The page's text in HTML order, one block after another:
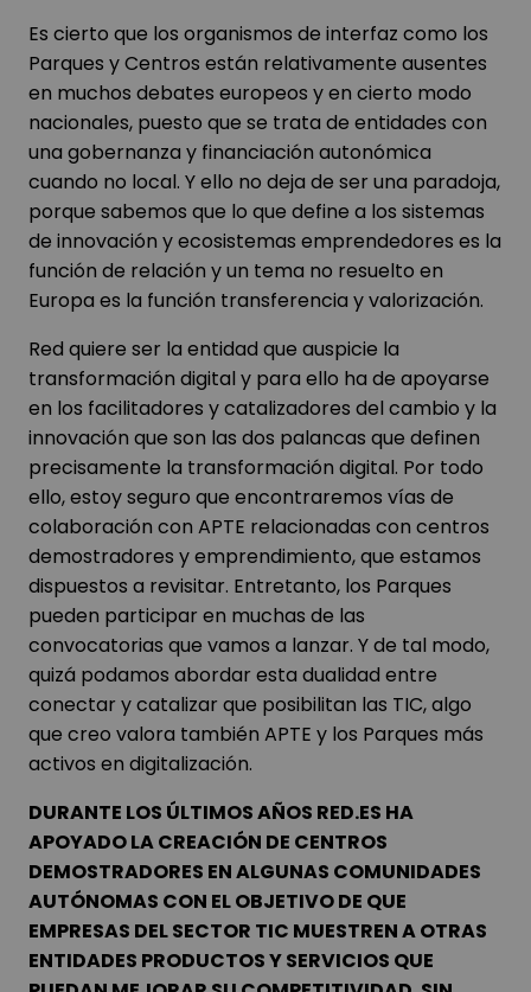
Es cierto que los organismos de interfaz como los
Parques y Centros están relativamente ausentes
en muchos debates europeos y en cierto modo
nacionales, puesto que se trata de entidades con
una gobernanza y financiación autonómica
cuando no local. Y ello no deja de ser una paradoja,
porque sabemos que lo que define a los sistemas
de innovación y ecosistemas emprendedores es la
función de relación y un tema no resuelto en
Europa es la función transferencia y valorización.
Red quiere ser la entidad que auspicie la
transformación digital y para ello ha de apoyarse
en los facilitadores y catalizadores del cambio y la
innovación que son las dos palancas que definen
precisamente la transformación digital. Por todo
ello, estoy seguro que encontraremos vías de
colaboración con APTE relacionadas con centros
demostradores y emprendimiento, que estamos
dispuestos a revisitar. Entretanto, los Parques
pueden participar en muchas de las
convocatorias que vamos a lanzar. Y de tal modo,
quizá podamos abordar esta dualidad entre
conectar y catalizar que posibilitan las TIC, algo
que creo valora también APTE y los Parques más
activos en digitalización.
DURANTE LOS ÚLTIMOS AÑOS RED.ES HA
APOYADO LA CREACIÓN DE CENTROS
DEMOSTRADORES EN ALGUNAS COMUNIDADES
AUTÓNOMAS CON EL OBJETIVO DE QUE
EMPRESAS DEL SECTOR TIC MUESTREN A OTRAS
ENTIDADES PRODUCTOS Y SERVICIOS QUE